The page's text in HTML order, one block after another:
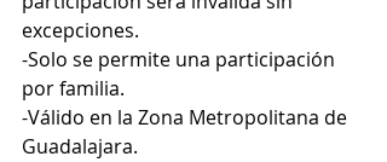
excepciones.
-Solo se permite una participación
por familia.
-Válido en la Zona Metropolitana de
Guadalajara.